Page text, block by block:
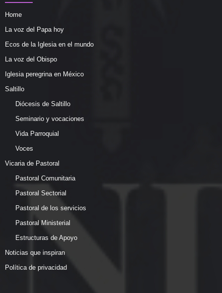
Home
La voz del Papa hoy
Ecos de la Iglesia en el mundo
La voz del Obispo
Iglesia peregrina en México
Saltillo
Diócesis de Saltillo
Seminario y vocaciones
Vida Parroquial
Voces
Vicaria de Pastoral
Pastoral Comunitaria
Pastoral Sectorial
Pastoral de los servicios
Pastoral Ministerial
Estructuras de Apoyo
Noticias que inspiran
Política de privacidad